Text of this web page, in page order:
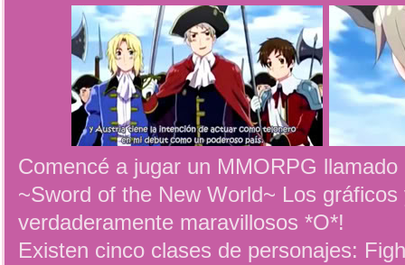
Comencé a jugar un MMORPG
~Sword of the New World~ Los
verdaderamente maravillosos *O*!
Existen cinco clases de personajes: